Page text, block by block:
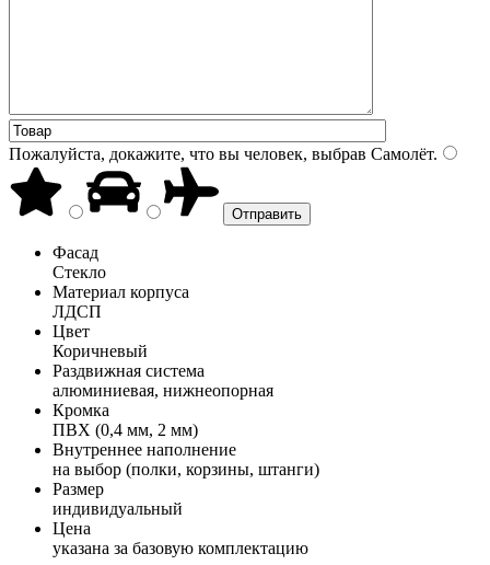
Пожалуйста, докажите, что вы человек, выбрав Самолёт.
Фасад
Стекло
Материал корпуса
ЛДСП
Цвет
Коричневый
Раздвижная система
алюминиевая, нижнеопорная
Кромка
ПВХ (0,4 мм, 2 мм)
Внутреннее наполнение
на выбор (полки, корзины, штанги)
Размер
индивидуальный
Цена
указана за базовую комплектацию